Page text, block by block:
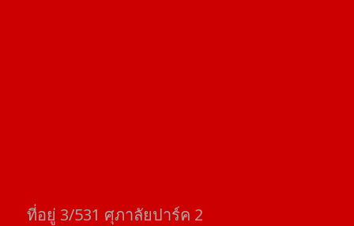
ที่อยู่​ 3/531​ ศุภาลัยปาร์ค​ 2